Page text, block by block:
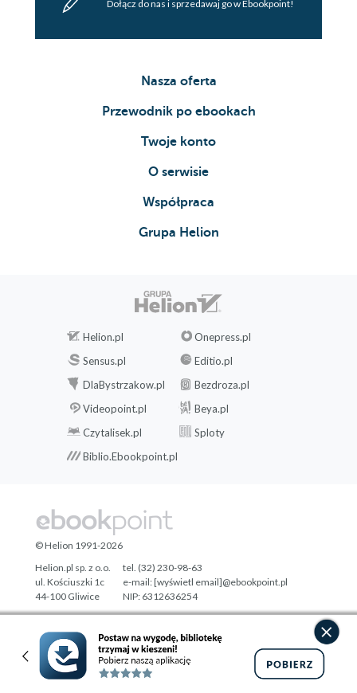
Dołącz do nas i sprzedawaj go w Ebookpoint!
Nasza oferta
Przewodnik po ebookach
Twoje konto
O serwisie
Współpraca
Grupa Helion
Helion.pl
Onepress.pl
Sensus.pl
Editio.pl
DlaBystrzakow.pl
Bezdroza.pl
Videopoint.pl
Beya.pl
Czytalisek.pl
Sploty
Biblio.Ebookpoint.pl
Designed with ♥ byTonik.pl
© Helion 1991-2026
Helion.pl sp. z o.o.
ul. Kościuszki 1c
44-100 Gliwice
tel. (32) 230-98-63
e-mail:[wyświetl email]@ebookpoint.pl
NIP: 6312636254
Regon: 241989027
Pełna wersja strony »